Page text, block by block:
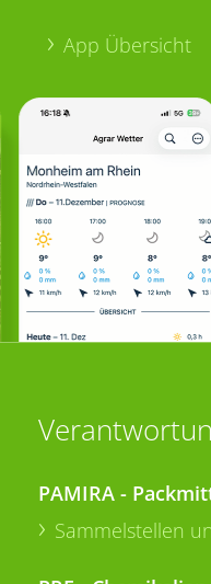
App Übersicht
PAMIRA -
Sammelstellen